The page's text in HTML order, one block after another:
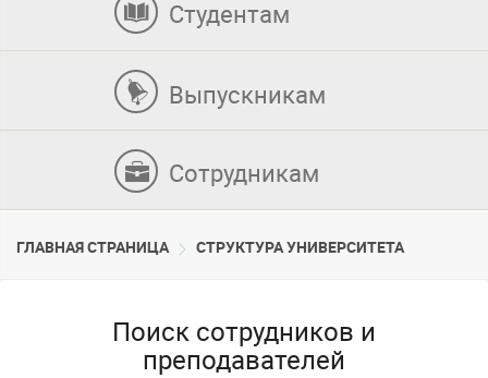
Студентам
Выпускникам
Сотрудникам
ГЛАВНАЯ СТРАНИЦА CТРУКТУРА УНИВЕРСИТЕТА
Поиск сотрудников и
преподавателей